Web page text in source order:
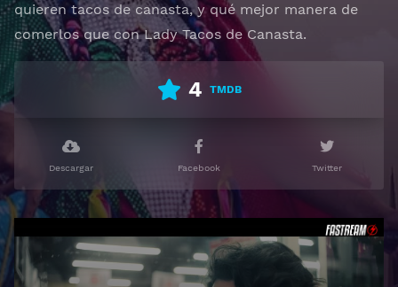
quieren tacos de canasta, y qué mejor manera de
comerlos que con Lady Tacos de Canasta.
4 TMDB
Descargar Facebook Twitter